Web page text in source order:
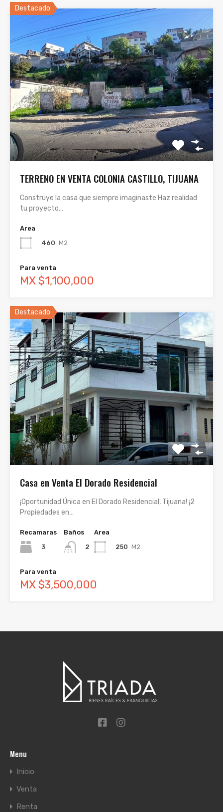
Destacado
TERRENO EN VENTA COLONIA CASTILLO, TIJUANA
Construye la casa que siempre imaginaste Haz realidad
tu proyecto…
Area
460 M2
Para venta
MX $1,100,000
Destacado
Casa en Venta El Dorado Residencial
¡Oportunidad Única en El Dorado Residencial, Tijuana! ¡2
Propiedades en…
Recamaras
3
Baños
2
Area
250 M2
Para venta
MX $3,500,000
Menu
Inicio
Venta
Renta